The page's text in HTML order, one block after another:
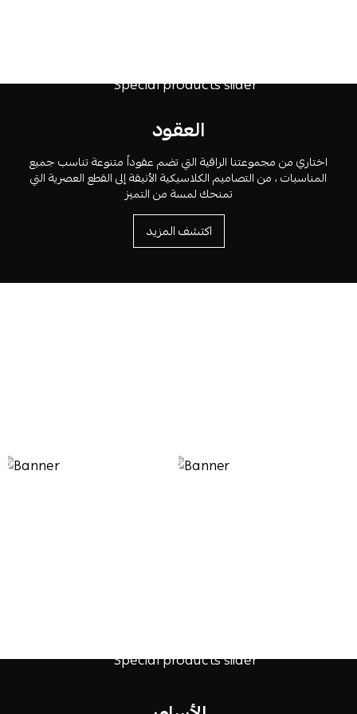
العقود
اختاري من مجموعتنا الراقية التي تضم عقوداً متنوعة تناسب جميع
المناسبات ، من التصاميم الكلاسيكية الأنيقة إلى القطع العصرية التي
تمنحك لمسة من التميز
اكتشف المزيد